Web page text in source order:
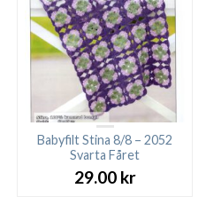
Babyfilt Stina 8/8 – 2052
Svarta Fåret
29.00 kr